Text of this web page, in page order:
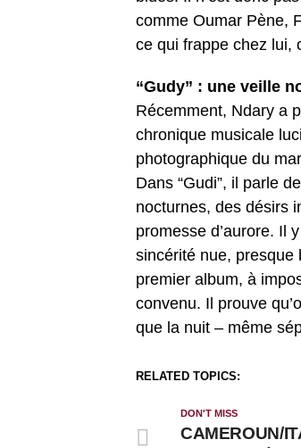
comme Oumar Pène,
ce qui frappe chez lui,
“Gudy” : une veille
Récemment, Ndary a
chronique musicale
photographique du
Dans “Gudi”, il parle
nocturnes, des désirs
promesse d’aurore. Il
sincérité nue, presque
premier album, à
convenu. Il prouve
que la nuit – même
RELATED TOPICS:
DON'T MISS
CAMEROUN/